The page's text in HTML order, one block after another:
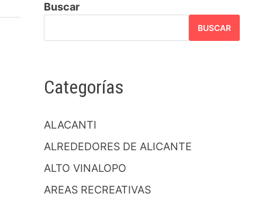
Buscar
BUSCAR
Categorías
ALACANTI
ALREDEDORES DE ALICANTE
ALTO VINALOPO
AREAS RECREATIVAS